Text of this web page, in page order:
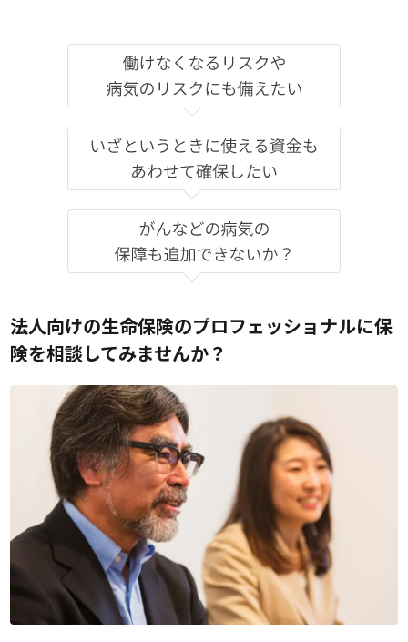
法人向けの生命保険のプロフェッショナルに保
険を相談してみませんか？